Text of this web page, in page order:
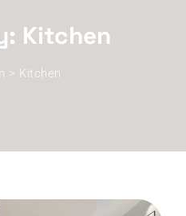
Kitchen
> Kitchen